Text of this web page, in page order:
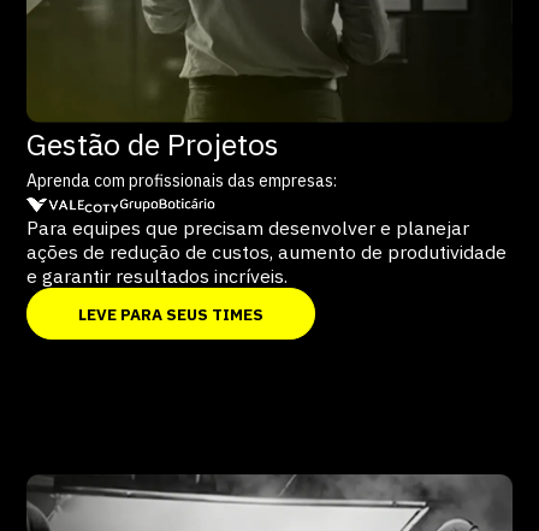
Gestão de Projetos
Aprenda com profissionais das empresas:
Para equipes que precisam desenvolver e planejar
ações de redução de custos, aumento de produtividade
e garantir resultados incríveis.
LEVE PARA SEUS TIMES